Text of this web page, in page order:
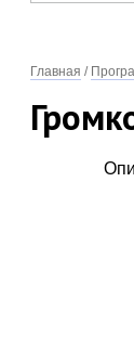
Главная /